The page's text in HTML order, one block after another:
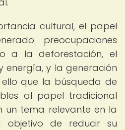
cultural, el papel
preocupaciones
a la deforestación, el
energía, y la generación
ello que la búsqueda de
al papel tradicional
un tema relevante en la
objetivo de reducir su